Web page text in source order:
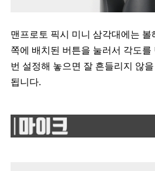
맨프로토 픽시 미니 삼각대에는
쪽에 배치된 버튼을 눌러서 각도
번 설정해 놓으면 잘 흔들리지 않
됩니다.